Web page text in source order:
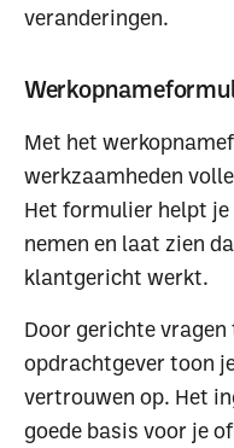
veranderingen.
Met het
werkzaamheden
Het formulier helpt
nemen en laat zien
klantgericht werkt.
Door gerichte vragen
opdrachtgever toon
vertrouwen op. Het
goede basis voor je